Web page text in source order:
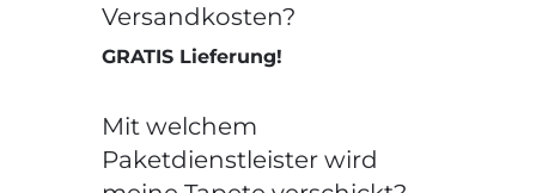
Versandkosten?
GRATIS Lieferung!
Mit welchem
Paketdienstleister wird